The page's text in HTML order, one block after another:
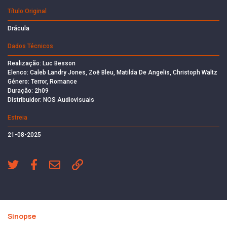
Título Original
Drácula
Dados Técnicos
Realização: Luc Besson
Elenco: Caleb Landry Jones, Zoë Bleu, Matilda De Angelis, Christoph Waltz
Género: Terror, Romance
Duração: 2h09
Distribuidor: NOS Audiovisuais
Estreia
21-08-2025
Sinopse